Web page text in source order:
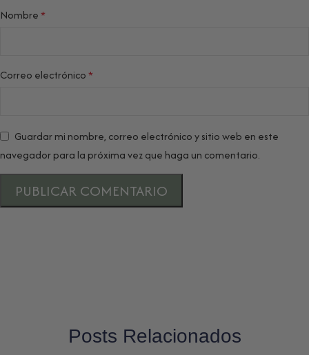
Nombre*
Correo electrónico*
Guardar mi nombre, correo electrónico y sitio web en este
navegador para la próxima vez que haga un comentario.
Posts Relacionados